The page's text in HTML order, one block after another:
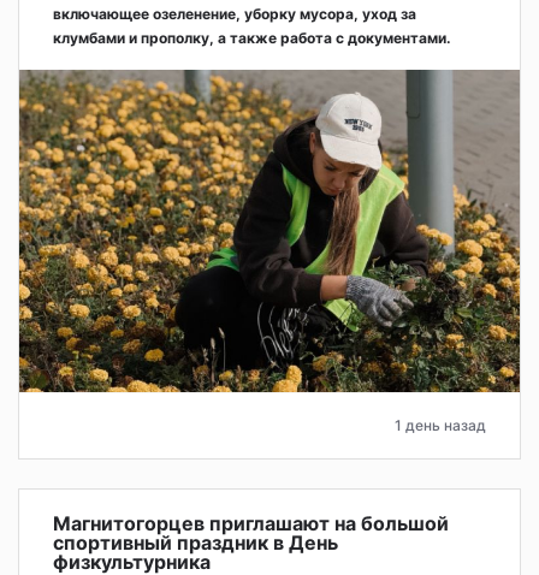
включающее озеленение, уборку мусора, уход за
клумбами и прополку, а также работа с документами.
1 день назад
Магнитогорцев приглашают на большой
спортивный праздник в День
физкультурника